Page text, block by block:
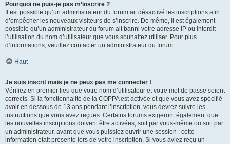
Pourquoi ne puis-je pas m’inscrire ?
Il est possible qu’un administrateur du forum ait désactivé les inscriptions afin
d’empêcher les nouveaux visiteurs de s’inscrire. De même, il est également
possible qu’un administrateur du forum ait banni votre adresse IP ou interdit
l’utilisation du nom d’utilisateur que vous souhaitez utiliser. Pour plus
d’informations, veuillez contacter un administrateur du forum.
Haut
Je suis inscrit mais je ne peux pas me connecter !
Vérifiez en premier lieu que votre nom d’utilisateur et votre mot de passe soient
corrects. Si la fonctionnalité de la COPPA est activée et que vous avez spécifié
avoir en dessous de 13 ans pendant l’inscription, vous devrez suivre les
instructions que vous avez reçues. Certains forums exigeront également que
les nouvelles inscriptions doivent être activées, soit par vous-même ou soit par
un administrateur, avant que vous puissiez ouvrir une session ; cette
information était présente lors de votre inscription. Si vous aviez reçu un